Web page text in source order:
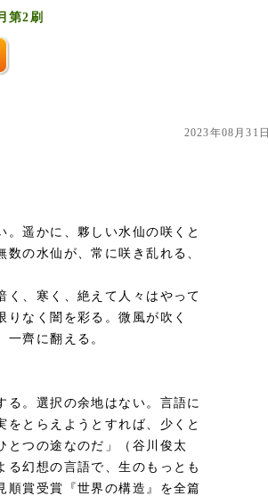
第2刷
2023年08月31日
遥かに、夥しい水仙の咲くと
の水仙が、常に咲き乱れる、
、寒く、絶えて人々はやって
なく闇を彩る。微風が吹く
一齊に翻える。
る。選択の余地はない。言語に
をとらえようとすれば、少くと
とつの途なのだ」（谷川俊太
る幻想の言語で、生のもっとも
順賞受賞『世界の構造』を全篇